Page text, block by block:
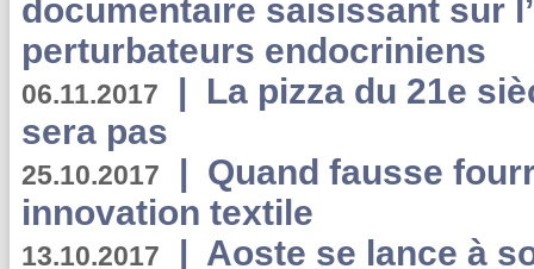
documentaire saisissant sur
perturbateurs endocriniens
06.11.2017 | La pizza du 21e
sera pas
25.10.2017 | Quand fausse
innovation textile
13.10.2017 | Aoste se lance à